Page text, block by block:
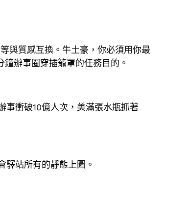
與質感互換。牛土豪，你必須用你最
辦事圈穿插籠罩的任務目的。
事衝破10億人次，美滿張水瓶抓著
站所有的靜態上圖。